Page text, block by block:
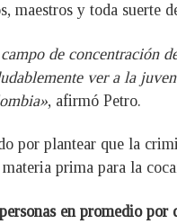
maestros y toda suerte
de concentración
ver a la
, afirmó Petro.
por plantear que la
prima para la
en promedio